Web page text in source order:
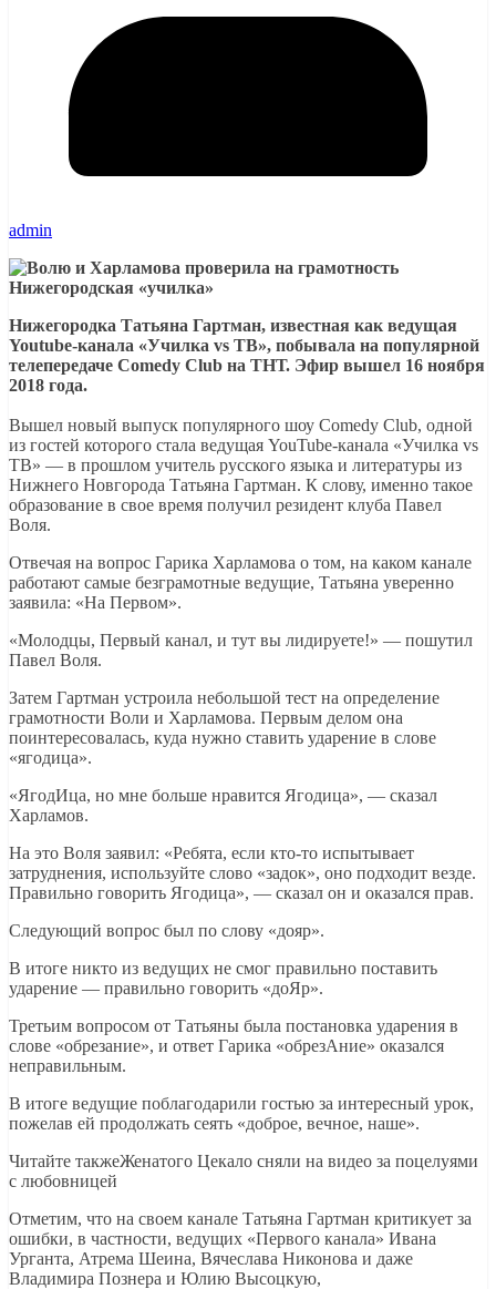
admin
Нижегородка Татьяна Гартман, известная как ведущая
Youtube-канала «Училка vs ТВ», побывала на популярной
телепередаче Comedy Club на ТНТ. Эфир вышел 16 ноября
2018 года.
Вышел новый выпуск популярного шоу Comedy Club, одной
из гостей которого стала ведущая YouTube-канала «Училка vs
ТВ» — в прошлом учитель русского языка и литературы из
Нижнего Новгорода Татьяна Гартман. К слову, именно такое
образование в свое время получил резидент клуба Павел
Воля.
Отвечая на вопрос Гарика Харламова о том, на каком канале
работают самые безграмотные ведущие, Татьяна уверенно
заявила: «На Первом».
«Молодцы, Первый канал, и тут вы лидируете!» — пошутил
Павел Воля.
Затем Гартман устроила небольшой тест на определение
грамотности Воли и Харламова. Первым делом она
поинтересовалась, куда нужно ставить ударение в слове
«ягодица».
«ЯгодИца, но мне больше нравится Ягодица», — сказал
Харламов.
На это Воля заявил: «Ребята, если кто-то испытывает
затруднения, используйте слово «задок», оно подходит везде.
Правильно говорить Ягодица», — сказал он и оказался прав.
Следующий вопрос был по слову «дояр».
В итоге никто из ведущих не смог правильно поставить
ударение — правильно говорить «доЯр».
Третьим вопросом от Татьяны была постановка ударения в
слове «обрезание», и ответ Гарика «обрезАние» оказался
неправильным.
В итоге ведущие поблагодарили гостью за интересный урок,
пожелав ей продолжать сеять «доброе, вечное, наше».
Читайте такжеЖенатого Цекало сняли на видео за поцелуями
с любовницей
Отметим, что на своем канале Татьяна Гартман критикует за
ошибки, в частности, ведущих «Первого канала» Ивана
Урганта, Атрема Шеина, Вячеслава Никонова и даже
Владимира Познера и Юлию Высоцкую,